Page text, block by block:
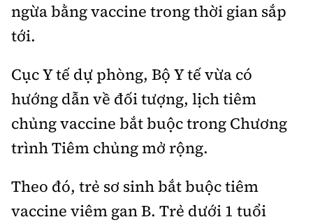
ngừa bằng vaccine trong thời gian sắp
tới.
Cục Y tế dự phòng, Bộ Y tế vừa có
hướng dẫn về đối tượng, lịch tiêm
chủng vaccine bắt buộc trong Chương
trình Tiêm chủng mở rộng.
Theo đó, trẻ sơ sinh bắt buộc tiêm
vaccine viêm gan B. Trẻ dưới 1 tuổi